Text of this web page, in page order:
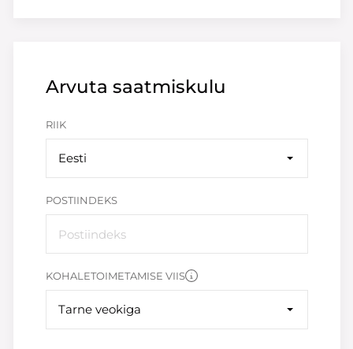
Arvuta saatmiskulu
RIIK
Eesti
POSTIINDEKS
KOHALETOIMETAMISE VIIS
Tarne veokiga